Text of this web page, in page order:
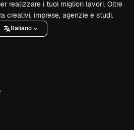
realizzare i tuoi migliori lavori. Oltre
creativi, imprese, agenzie e studi.
Italiano